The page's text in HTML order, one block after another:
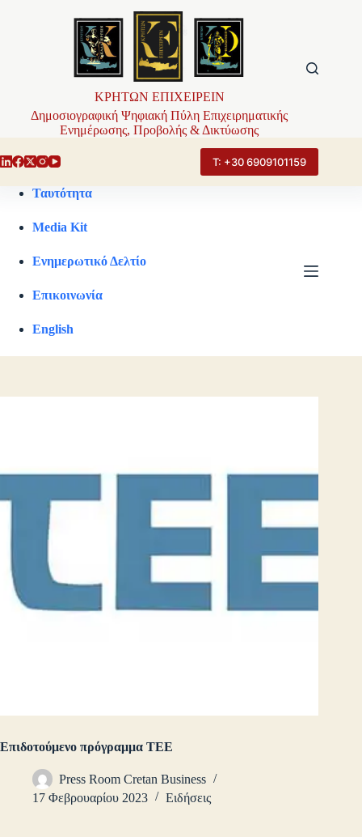
ΚΡΗΤΩΝ ΕΠΙΧΕΙΡΕΙΝ
Δημοσιογραφική Ψηφιακή Πύλη Επιχειρηματικής
Ενημέρωσης, Προβολής & Δικτύωσης
Τ: +30 6909101159
Ταυτότητα
Media Kit
Ενημερωτικό Δελτίο
Επικοινωνία
English
Επιδοτούμενο πρόγραμμα ΤΕΕ
Press Room Cretan Business
17 Φεβρουαρίου 2023
Ειδήσεις